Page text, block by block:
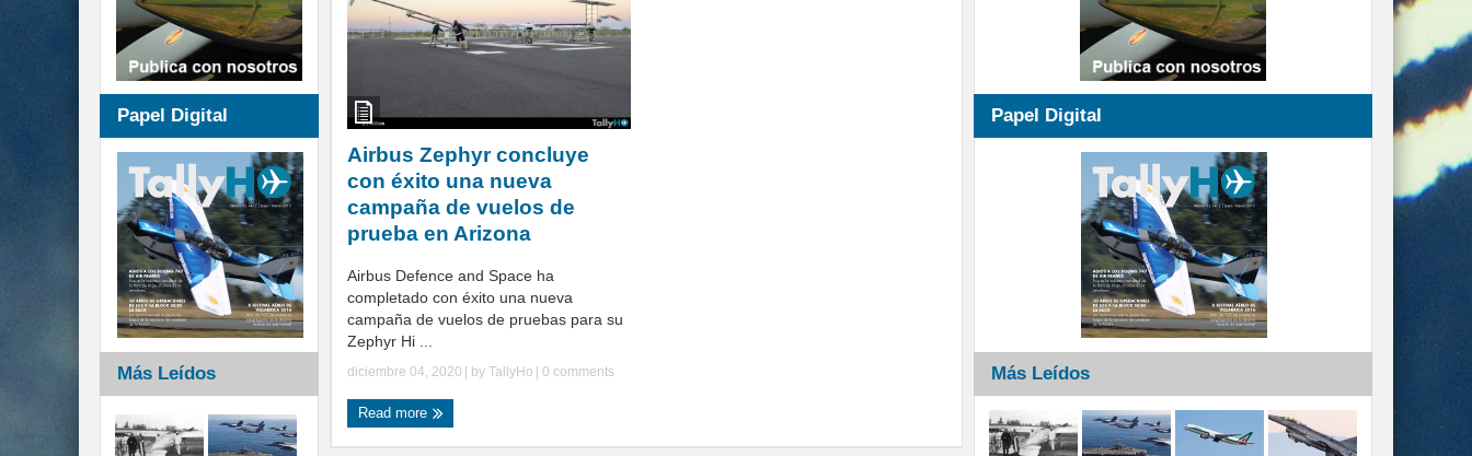
Airbus Zephyr concluye
con éxito una nueva
campaña de vuelos de
prueba en Arizona
Airbus Defence and Space ha
completado con éxito una nueva
campaña de vuelos de pruebas para su
Zephyr Hi ...
diciembre 04, 2020 | by TallyHo 0 comments
Read more
Papel Digital
Más Leídos
Papel Digital
Más Leídos